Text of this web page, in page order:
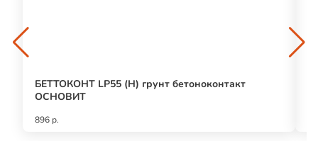
БЕТТОКОНТ LP55 (Н) грунт бетоноконтакт
ОСНОВИТ
896 р.